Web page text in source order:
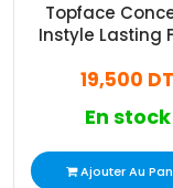
Topface
Instyle Lasting
19,500 DT
En stock
Ajouter Au